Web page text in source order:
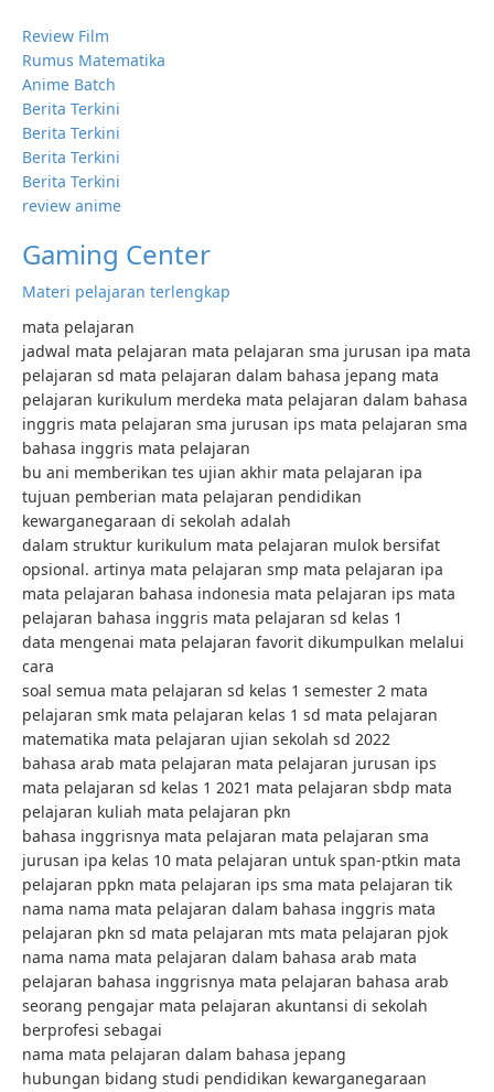
Review Film
Rumus Matematika
Anime Batch
Berita Terkini
Berita Terkini
Berita Terkini
Berita Terkini
review anime
Gaming Center
Materi pelajaran terlengkap
mata pelajaran
jadwal mata pelajaran mata pelajaran sma jurusan ipa mata
pelajaran sd mata pelajaran dalam bahasa jepang mata
pelajaran kurikulum merdeka mata pelajaran dalam bahasa
inggris mata pelajaran sma jurusan ips mata pelajaran sma
bahasa inggris mata pelajaran
bu ani memberikan tes ujian akhir mata pelajaran ipa
tujuan pemberian mata pelajaran pendidikan
kewarganegaraan di sekolah adalah
dalam struktur kurikulum mata pelajaran mulok bersifat
opsional. artinya mata pelajaran smp mata pelajaran ipa
mata pelajaran bahasa indonesia mata pelajaran ips mata
pelajaran bahasa inggris mata pelajaran sd kelas 1
data mengenai mata pelajaran favorit dikumpulkan melalui
cara
soal semua mata pelajaran sd kelas 1 semester 2 mata
pelajaran smk mata pelajaran kelas 1 sd mata pelajaran
matematika mata pelajaran ujian sekolah sd 2022
bahasa arab mata pelajaran mata pelajaran jurusan ips
mata pelajaran sd kelas 1 2021 mata pelajaran sbdp mata
pelajaran kuliah mata pelajaran pkn
bahasa inggrisnya mata pelajaran mata pelajaran sma
jurusan ipa kelas 10 mata pelajaran untuk span-ptkin mata
pelajaran ppkn mata pelajaran ips sma mata pelajaran tik
nama nama mata pelajaran dalam bahasa inggris mata
pelajaran pkn sd mata pelajaran mts mata pelajaran pjok
nama nama mata pelajaran dalam bahasa arab mata
pelajaran bahasa inggrisnya mata pelajaran bahasa arab
seorang pengajar mata pelajaran akuntansi di sekolah
berprofesi sebagai
nama mata pelajaran dalam bahasa jepang
hubungan bidang studi pendidikan kewarganegaraan